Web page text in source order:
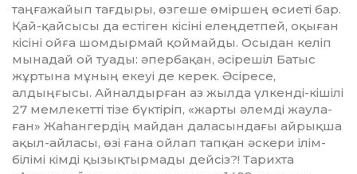
таңғажайып тағдыры, өзгеше өміршең өсиеті бар.
Қай-қай­сысы да естіген кісіні елеңдетпей, оқы­ған
кісіні ойға шомдырмай қой­майды. Осыдан келіп
мынадай ой туа­ды: әпербақан, әсірешіл Батыс
жұр­тына мұның екеуі де керек. Әсіресе,
алдыңғысы. Айналдырған аз жылда үлкенді-кішілі
27 мемлекетті тізе бүктіріп, «жарты әлемді жаула­
ған» Жаһангердің майдан даласында­ғы айрықша
ақыл-айласы, өзі ғана ойлап тапқан әскери ілім-
білімі кімді қызықтырмады дейсіз?! Тарихта